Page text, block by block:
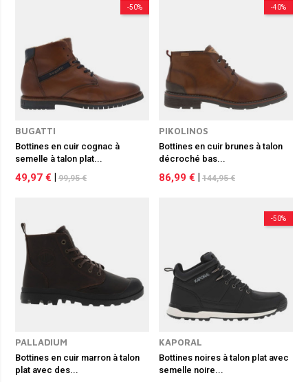
-50%
BUGATTI
Bottines en cuir cognac à
semelle à talon plat...
49,97 € 99,95 €
-40%
PIKOLINOS
Bottines en cuir brunes à talon
décroché bas...
86,99 € 144,95 €
PALLADIUM
Bottines en cuir marron à talon
plat avec des...
-50%
KAPORAL
Bottines noires à talon plat avec
semelle noire...